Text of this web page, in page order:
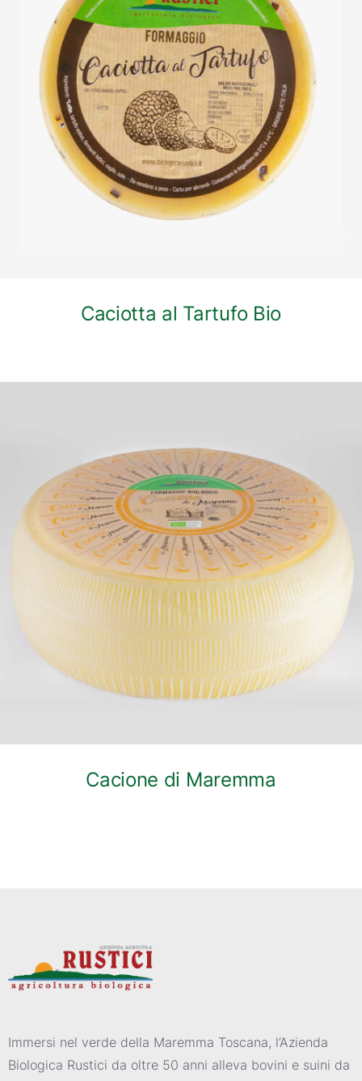
Caciotta al Tartufo Bio
DETTAGLI
Cacione di Maremma
Immersi nel verde della Maremma Toscana, l’Azienda
Biologica Rustici da oltre 50 anni alleva bovini e suini da